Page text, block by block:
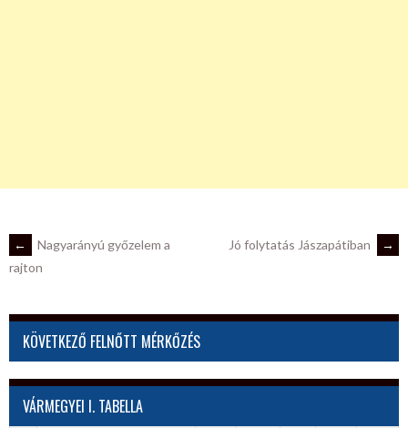
POST
NAVIGATION
←
Nagyarányú győzelem a
rajton
Jó folytatás Jászapátiban →
KÖVETKEZŐ FELNŐTT MÉRKŐZÉS
VÁRMEGYEI I. TABELLA